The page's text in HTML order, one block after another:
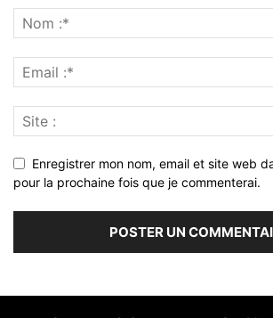
Enregistrer mon nom, email et site web
pour la prochaine fois que je commenterai.